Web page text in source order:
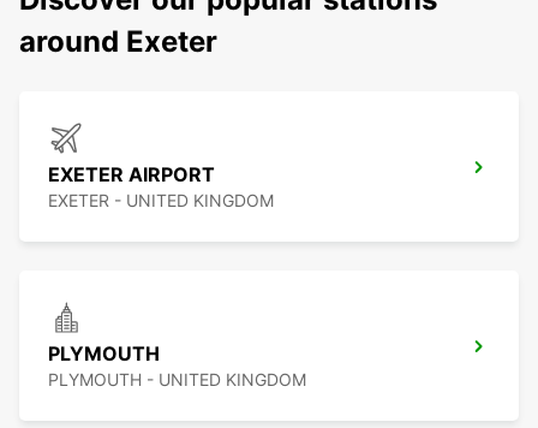
around Exeter
EXETER AIRPORT
EXETER - UNITED KINGDOM
PLYMOUTH
PLYMOUTH - UNITED KINGDOM